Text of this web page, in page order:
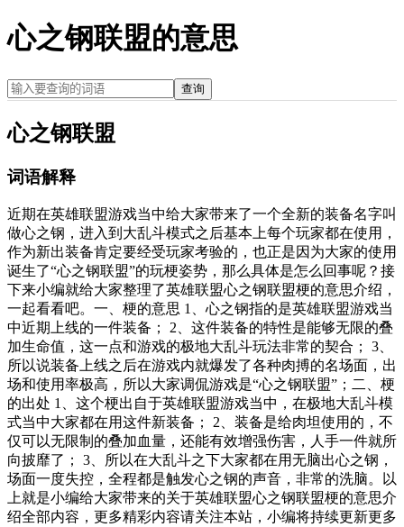
心之钢联盟的意思
查询
心之钢联盟
词语解释
近期在英雄联盟游戏当中给大家带来了一个全新的装备名字叫
做心之钢，进入到大乱斗模式之后基本上每个玩家都在使用，
作为新出装备肯定要经受玩家考验的，也正是因为大家的使用
诞生了“心之钢联盟”的玩梗姿势，那么具体是怎么回事呢？接
下来小编就给大家整理了英雄联盟心之钢联盟梗的意思介绍，
一起看看吧。一、梗的意思 1、心之钢指的是英雄联盟游戏当
中近期上线的一件装备； 2、这件装备的特性是能够无限的叠
加生命值，这一点和游戏的极地大乱斗玩法非常的契合； 3、
所以说装备上线之后在游戏内就爆发了各种肉搏的名场面，出
场和使用率极高，所以大家调侃游戏是“心之钢联盟”；二、梗
的出处 1、这个梗出自于英雄联盟游戏当中，在极地大乱斗模
式当中大家都在用这件新装备； 2、装备是给肉坦使用的，不
仅可以无限制的叠加血量，还能有效增强伤害，人手一件就所
向披靡了； 3、所以在大乱斗之下大家都在用无脑出心之钢，
场面一度失控，全程都是触发心之钢的声音，非常的洗脑。以
上就是小编给大家带来的关于英雄联盟心之钢联盟梗的意思介
绍全部内容，更多精彩内容请关注本站，小编将持续更新更多